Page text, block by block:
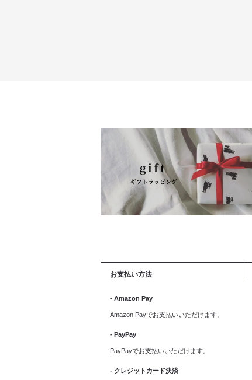
お支払い方法
- Amazon Pay
Amazon Payでお支払いいただけます。
- PayPay
PayPayでお支払いいただけます。
- クレジットカード決済